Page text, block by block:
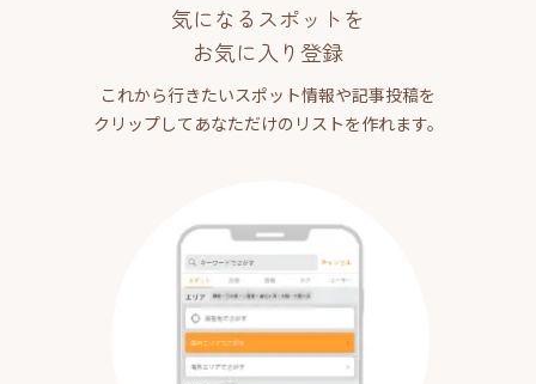
気になるスポットを
お気に入り登録
これから行きたいスポット情報や記事投稿を
クリップしてあなただけのリストを作れます。